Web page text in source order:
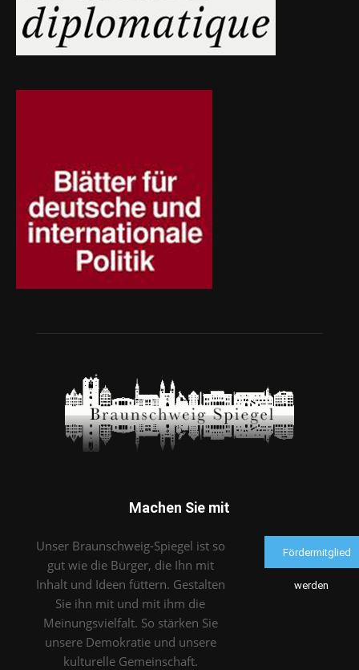
Machen Sie mit
Unser Braunschweig-Spiegel ist so
gut wie die Bürger, die Ihn mit
Inhalt und Ideen füttern. Gestalten
Sie ihn mit und mit ihm die
Meinungsvielfalt. So stärken Sie
unsere Demokratie und unsere
kulturelle Gemeinschaft.
Fördermitglied
werden